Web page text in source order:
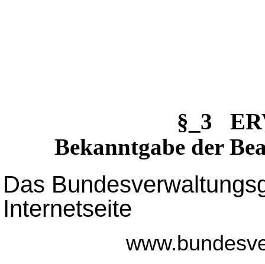
§_3
Bekanntgabe der
Das
Internetseite